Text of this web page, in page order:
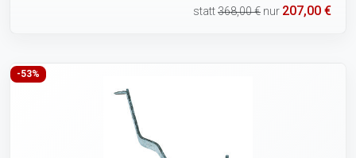
statt368,00 € nur 207,00 €
-53%